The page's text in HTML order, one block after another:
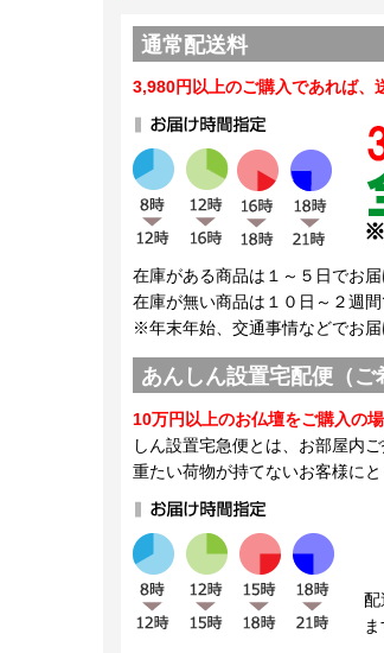
通常配送料
3,980円以上のご購入であれば、
在庫がある商品は１～５日でお届
在庫が無い商品は１０日～２週
※年末年始、交通事情などでお届
あんしん設置宅配便（ご
10万円以上のお仏壇をご購入の
しん設置宅急便とは、お部屋内
重たい荷物が持てないお客様に
配
ま